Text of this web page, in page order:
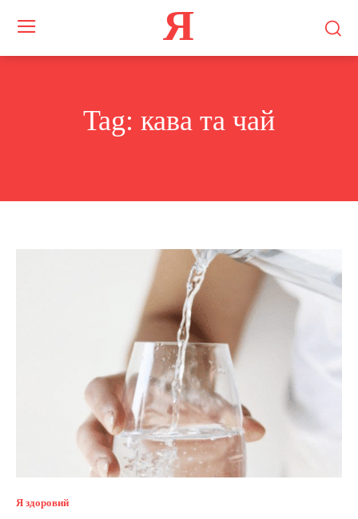
Я
Tag: кава та чай
Я здоровий